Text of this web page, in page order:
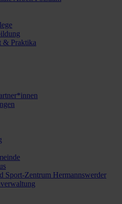
& Praktika
Sport-Zentrum Hermannswerder